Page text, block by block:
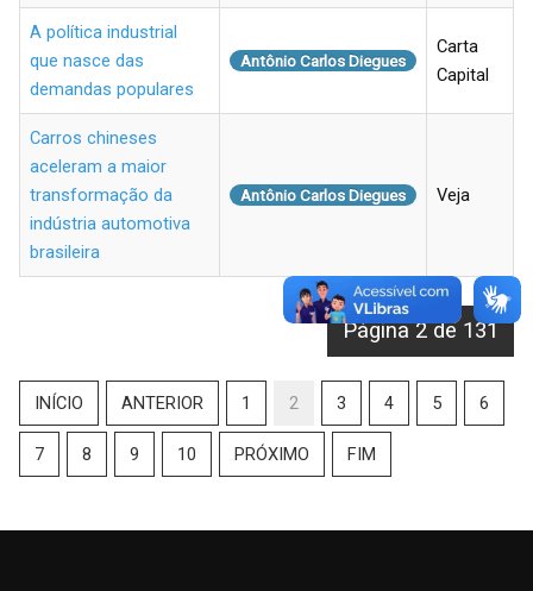
A política industrial
que nasce das
demandas populares
Antônio Carlos Diegues
Carta
Capital
Carros chineses
aceleram a maior
transformação da
indústria automotiva
brasileira
Antônio Carlos Diegues Veja
Página 2 de 131
INÍCIO ANTERIOR 1 2 3 4 5 6
7 8 9 10 PRÓXIMO FIM